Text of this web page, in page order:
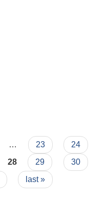
… 23
24
28 29
30
last »